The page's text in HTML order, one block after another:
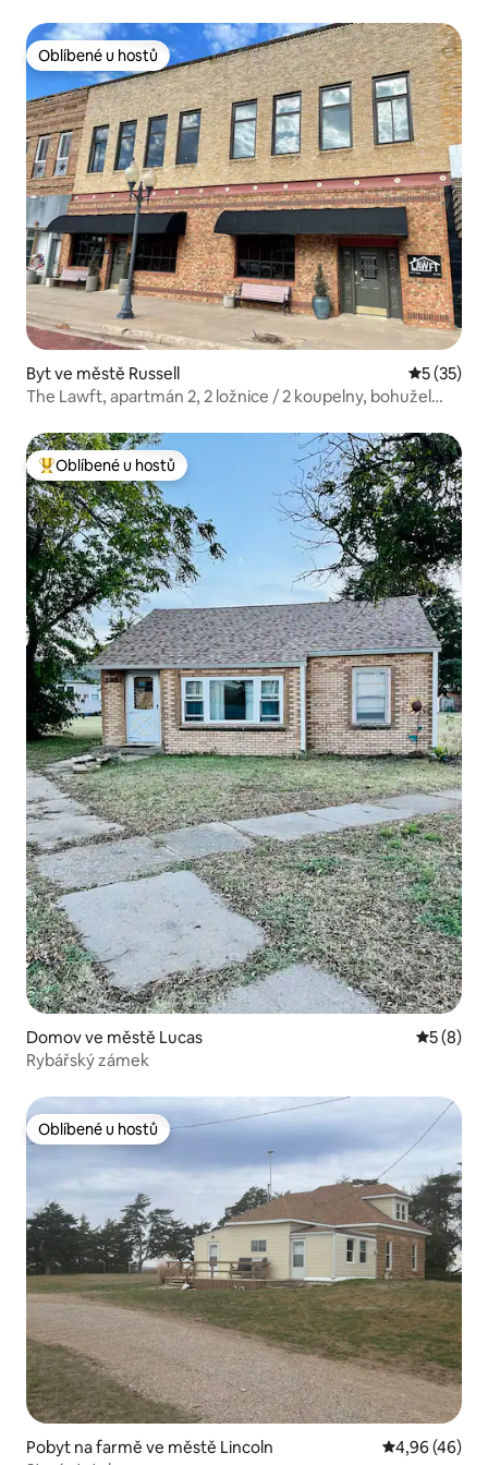
Oblíbené u hostů
Oblíbené u hostů
Byt ve městě Russell Průměrné
5 (35)
The Lawft, apartmán 2, 2 ložnice / 2 koupelny, bohužel
Nejlepší v kategorii Oblíbené u hostů
Oblíbené u hostů
Domov ve městě Lucas
5 (8)
Rybářský zámek
Oblíbené u hostů
Oblíbené u hostů
Pobyt na farmě ve městě Lincoln Průměrné
4,96 (46)